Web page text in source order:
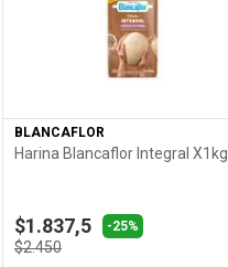
Ver Producto
BLANCAFLOR
Harina Blancaflor Integral X1kg
$1.837,5 -25%
$2.450